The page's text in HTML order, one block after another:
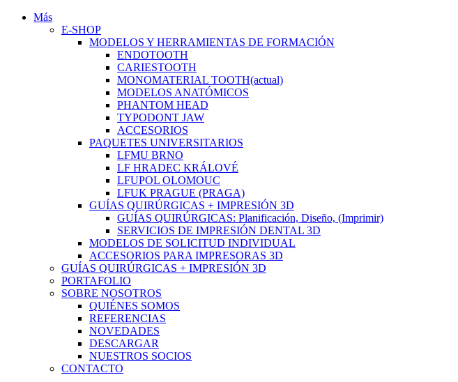
Más
E-SHOP
MODELOS Y HERRAMIENTAS DE FORMACIÓN
ENDOTOOTH
CARIESTOOTH
MONOMATERIAL TOOTH(actual)
MODELOS ANATÓMICOS
PHANTOM HEAD
TYPODONT JAW
ACCESORIOS
PAQUETES UNIVERSITARIOS
LFMU BRNO
LF HRADEC KRÁLOVÉ
LFUPOL OLOMOUC
LFUK PRAGUE (PRAGA)
GUÍAS QUIRÚRGICAS + IMPRESIÓN 3D
GUÍAS QUIRÚRGICAS: Planificación, Diseño, (Imprimir)
SERVICIOS DE IMPRESIÓN DENTAL 3D
MODELOS DE SOLICITUD INDIVIDUAL
ACCESORIOS PARA IMPRESORAS 3D
GUÍAS QUIRÚRGICAS + IMPRESIÓN 3D
PORTAFOLIO
SOBRE NOSOTROS
QUIÉNES SOMOS
REFERENCIAS
NOVEDADES
DESCARGAR
NUESTROS SOCIOS
CONTACTO